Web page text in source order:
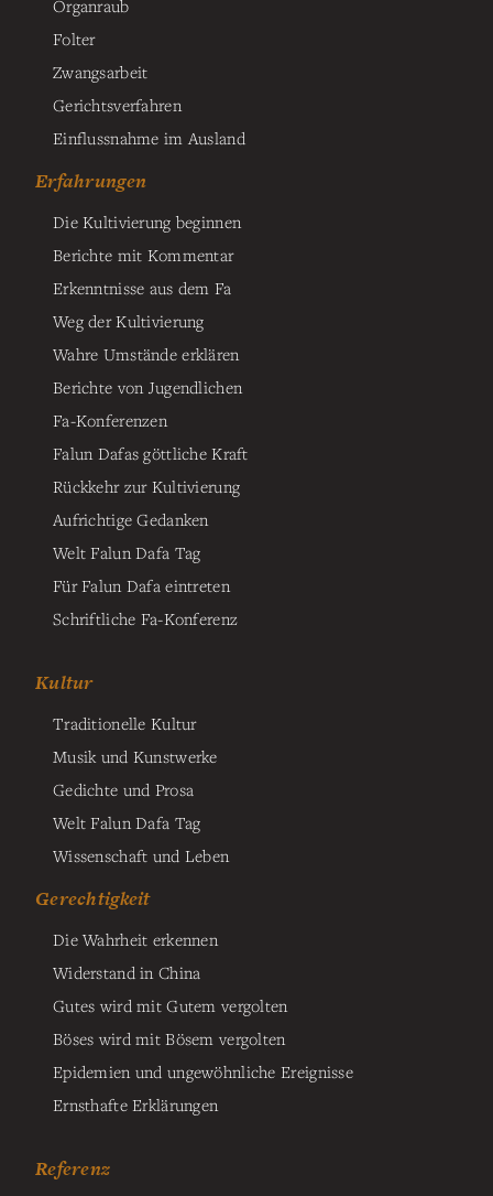
Organraub
Folter
Zwangsarbeit
Gerichtsverfahren
Einflussnahme im Ausland
Erfahrungen
Die Kultivierung beginnen
Berichte mit Kommentar
Erkenntnisse aus dem Fa
Weg der Kultivierung
Wahre Umstände erklären
Berichte von Jugendlichen
Fa-Konferenzen
Falun Dafas göttliche Kraft
Rückkehr zur Kultivierung
Aufrichtige Gedanken
Welt Falun Dafa Tag
Für Falun Dafa eintreten
Schriftliche Fa-Konferenz
Kultur
Traditionelle Kultur
Musik und Kunstwerke
Gedichte und Prosa
Welt Falun Dafa Tag
Wissenschaft und Leben
Gerechtigkeit
Die Wahrheit erkennen
Widerstand in China
Gutes wird mit Gutem vergolten
Böses wird mit Bösem vergolten
Epidemien und ungewöhnliche Ereignisse
Ernsthafte Erklärungen
Referenz